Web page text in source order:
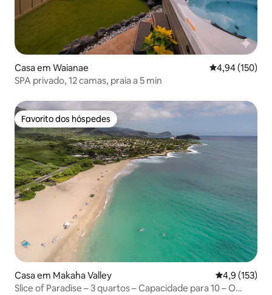
Casa em Waianae Classificação
4,94 (150)
SPA privado, 12 camas, praia a 5 min
Favorito dos hóspedes
Favorito dos hóspedes
Casa em Makaha Valley Classificação
4,9 (153)
Slice of Paradise – 3 quartos – Capacidade para 10 – O